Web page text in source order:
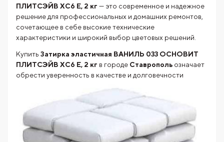
ПЛИТСЭЙВ XC6 E, 2 кг — это современное и надежное
решение для профессиональных и домашних ремонтов,
сочетающее в себе высокие технические
характеристики и широкий выбор цветовых решений.
Купить Затирка эластичная ВАНИЛЬ 033 ОСНОВИТ
ПЛИТСЭЙВ XC6 E, 2 кг в городе Ставрополь означает
обрести уверенность в качестве и долговечности